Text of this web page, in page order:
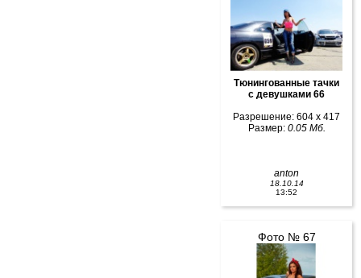
Тюнингованные тачки
с девушками 66
Разрешение: 604 x 417
Размер: 0.05 Мб.
anton
18.10.14
13:52
Фото № 67